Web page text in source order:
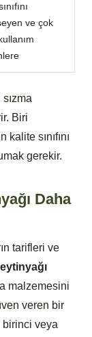
ve çok
Biri
sınıfını
gerekir.
Daha
tarifleri ve
malzemesini
veren bir
veya